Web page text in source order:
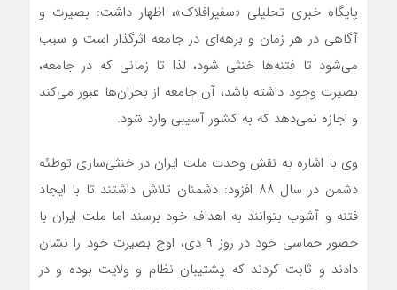
پایگاه خبری تحلیلی «سفیرافلاک»، اظهار داشت: بصیرت و
آگاهی در هر زمان و برهه‌ای در جامعه اثرگذار است و سبب
می‌شود تا فتنه‌ها خنثی شود، لذا تا زمانی که در جامعه،
بصیرت وجود داشته باشد، آن جامعه از بحران‌‌ها عبور می‌کند
و اجازه نمی‌دهد که به کشور آسیبی وارد شود.
وی با اشاره به نقش وحدت ملت ایران در خنثی‌سازی توطئه
دشمن در سال ۸۸ افزود: دشمنان تلاش داشتند تا با ایجاد
فتنه و آشوب بتوانند به اهداف خود برسند اما ملت ایران با
حضور حماسی خود در روز ۹ دی، اوج بصیرت خود را نشان
دادند و ثابت کردند که پشتیبان نظام و ولایت بوده و در